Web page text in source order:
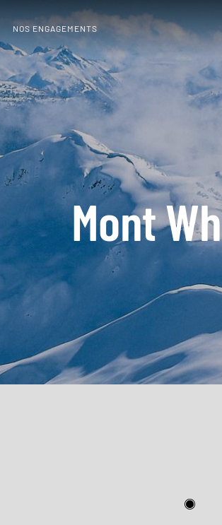
NOS ENGAGEMENTS
Mont